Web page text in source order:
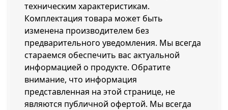
техническим характеристикам.
Комплектация товара может быть
изменена производителем без
предварительного уведомления. Мы всегда
стараемся обеспечить вас актуальной
информацией о продукте. Обратите
внимание, что информация
представленная на этой странице, не
являются публичной офертой. Мы всегда